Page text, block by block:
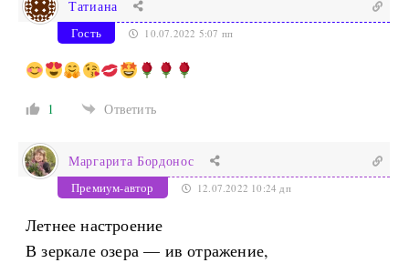
Татиана
Гость 10.07.2022 5:07 пп
1 Ответить
Маргарита Бордонос
Премиум-автор 12.07.2022 10:24 дп
Летнее настроение
В зеркале озера — ив отражение,